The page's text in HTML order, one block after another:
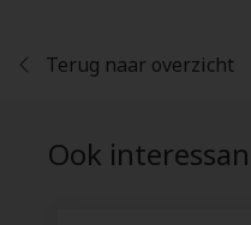
Terug naar overzicht
Ook